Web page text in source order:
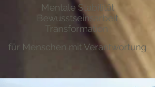
Mentale Stabilität
Bewusstseinsarbeit
Transformation
für Menschen mit Verantwortung